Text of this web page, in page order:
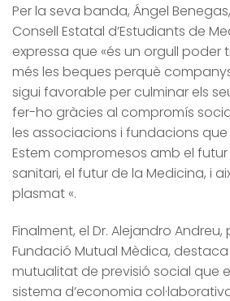
Per la seva banda, Ángel
Consell Estatal d’Estudiants de
expressa que «és un orgull poder
més les beques perquè
sigui favorable per culminar els
fer-ho gràcies al compromís
les associacions i fundacions
Estem compromesos amb el
sanitari, el futur de la Medicina, i
plasmat «.
Finalment, el Dr. Alejandro
Fundació Mutual Mèdica,
mutualitat de previsió social que
sistema d’economia